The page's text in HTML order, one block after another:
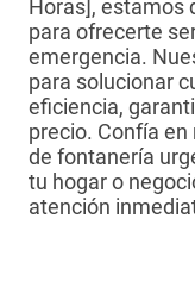
Horas], estamos
para ofrecerte
emergencia.
para solucionar
eficiencia,
precio. Confía
de fontanería
tu hogar o
atención